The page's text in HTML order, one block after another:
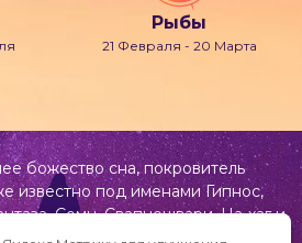
Рыбы
21 Февраля - 20 Марта
божество сна, покровитель
известно под именами Гипнос,
Сомн, Свапнещвари, На-хаг и